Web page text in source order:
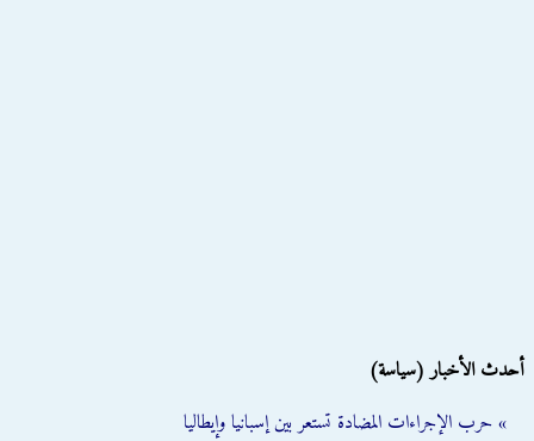
أحدث الأخبار (سياسة)
» حرب الإجراءات المضادة تستعر بين إسبانيا وإيطاليا